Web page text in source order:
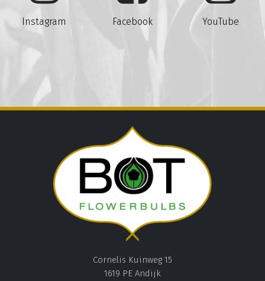
Instagram Facebook YouTube
Cornelis Kuinweg 15
1619 PE Andijk